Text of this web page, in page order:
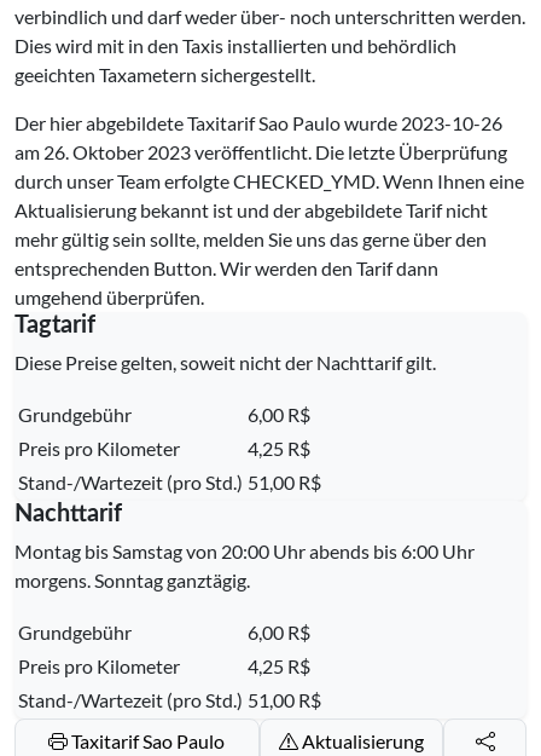
verbindlich und darf weder über- noch unterschritten werden.
Dies wird mit in den Taxis installierten und behördlich
geeichten Taxametern sichergestellt.
Der hier abgebildete Taxitarif Sao Paulo wurde 2023-10-26
am 26. Oktober 2023 veröffentlicht. Die letzte Überprüfung
durch unser Team erfolgteCHECKED_YMD . Wenn Ihnen eine
Aktualisierung bekannt ist und der abgebildete Tarif nicht
mehr gültig sein sollte, melden Sie uns das gerne über den
entsprechenden Button. Wir werden den Tarif dann
umgehend überprüfen.
Tagtarif
Diese Preise gelten, soweit nicht der Nachttarif gilt.
Grundgebühr
6,00 R$
Preis pro Kilometer
4,25 R$
Stand-/Wartezeit (pro Std.) 51,00 R$
Nachttarif
Montag bis Samstag von 20:00 Uhr abends bis 6:00 Uhr
morgens. Sonntag ganztägig.
Grundgebühr
6,00 R$
Preis pro Kilometer
4,25 R$
Stand-/Wartezeit (pro Std.) 51,00 R$
Taxitarif Sao Paulo